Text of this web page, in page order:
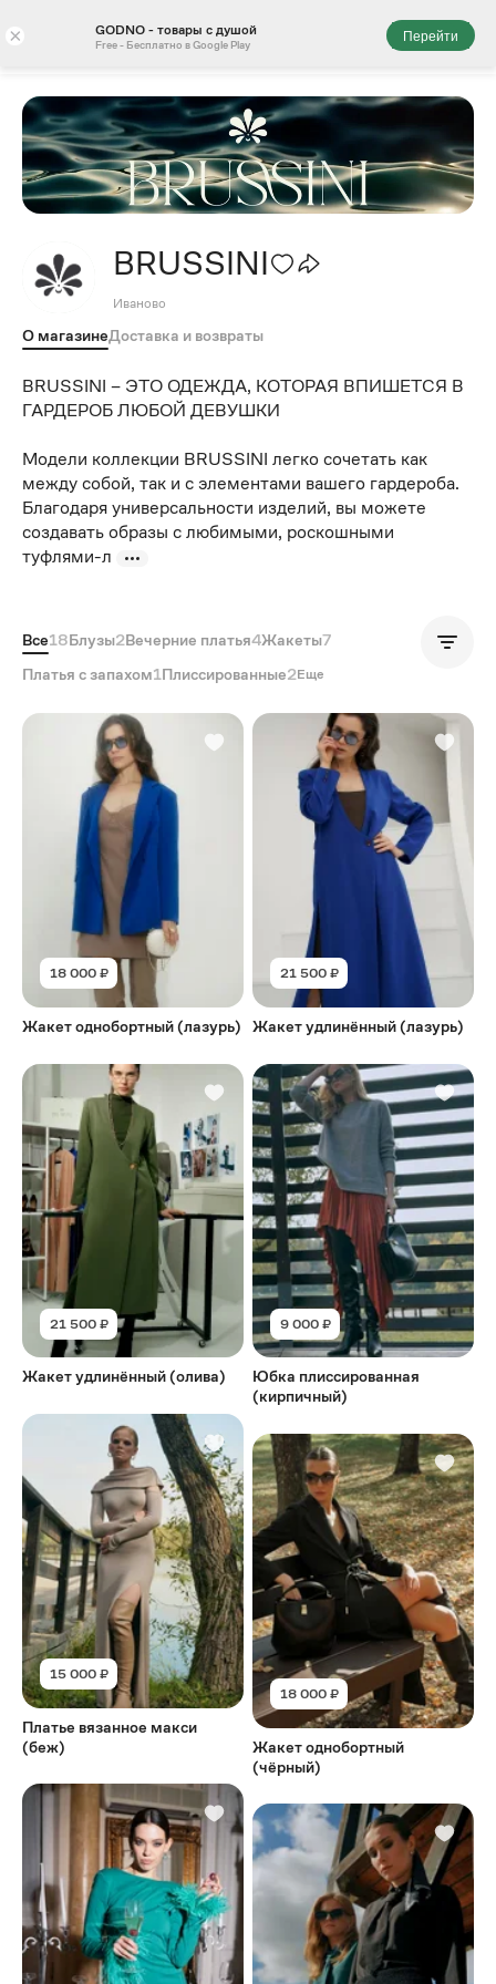
× GODNO - товары с душой
Free - Бесплатно в Google Play
Перейти
BRUSSINI
Иваново
О магазинеДоставка и возвраты
BRUSSINI – ЭТО ОДЕЖДА, КОТОРАЯ ВПИШЕТСЯ В
ГАРДЕРОБ ЛЮБОЙ ДЕВУШКИ
Модели коллекции BRUSSINI легко сочетать как
между собой, так и с элементами вашего гардероба.
Благодаря универсальности изделий, вы можете
создавать образы с любимыми, роскошными
туфлями-л
Все18Блузы2Вечерние платья4Жакеты7
Платья с запахом1Плиссированные2Еще
Популярные
18 000 ₽
Жакет однобортный (лазурь)
21 500 ₽
Жакет удлинённый (олива)
15 000 ₽
Платье вязанное макси
(беж)
21 500 ₽
Жакет удлинённый (лазурь)
9 000 ₽
Юбка плиссированная
(кирпичный)
18 000 ₽
Жакет однобортный
(чёрный)